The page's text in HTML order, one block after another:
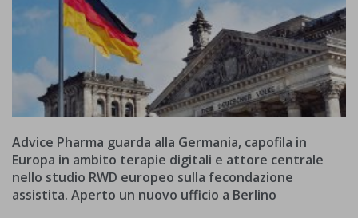
Advice Pharma guarda alla Germania, capofila in
Europa in ambito terapie digitali e attore centrale
nello studio RWD europeo sulla fecondazione
assistita. Aperto un nuovo ufficio a Berlino